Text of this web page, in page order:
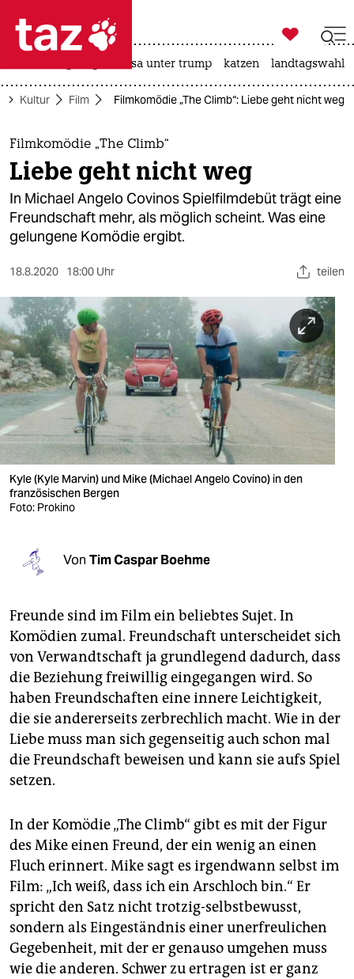
 taz zahl ich
taz zahl ich
themen
politik
öko
gesellschaft
sport
berlin
nord
wahrheit
verlag
verlag
shop
unterstützen
abo
genossenschaft
epaper login

taz zahl ich
usa unter trump katzen landtagswahl
Kultur Film Filmkomödie „The Climb“: Liebe geht nicht weg
Filmkomödie „The Climb“
Liebe geht nicht weg
In Michael Angelo Covinos Spielfilmdebüt trägt eine
Freundschaft mehr, als möglich scheint. Was eine
gelungene Komödie ergibt.
18.8.2020 18:00 Uhr teilen
Kyle (Kyle Marvin) und Mike (Michael Angelo Covino) in den
französischen Bergen
Foto: Prokino
Von Tim Caspar Boehme
Freunde sind im Film ein beliebtes Sujet. In
Komödien zumal. Freundschaft unterscheidet sich
von Verwandtschaft ja grundlegend dadurch, dass
die Beziehung freiwillig eingegangen wird. So
haben Freundschaften eine innere Leichtigkeit,
die sie andererseits zerbrechlich macht. Wie in der
Liebe muss man sich gegenseitig auch schon mal
die Freundschaft beweisen und kann sie aufs Spiel
setzen.
In der Komödie „The Climb“ gibt es mit der Figur
des Mike einen Freund, der ein wenig an einen
Fluch erinnert. Mike sagt es irgendwann selbst im
Film: „Ich weiß, dass ich ein Arschloch bin.“ Er
spricht den Satz nicht trotzig-selbstbewusst,
sondern als Eingeständnis einer unerfreulichen
Gegebenheit, mit der er genauso umgehen muss
wie die anderen. Schwer zu ertragen ist er ganz